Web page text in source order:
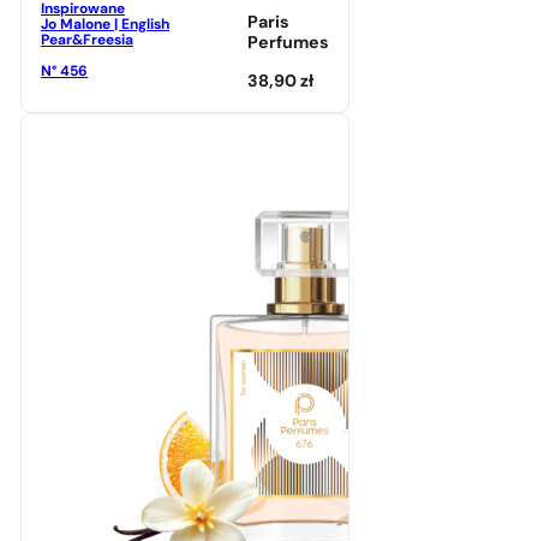
Inspirowane
Jo Malone | English
Pear&Freesia
N° 456
Paris
Perfumes
38,90zł